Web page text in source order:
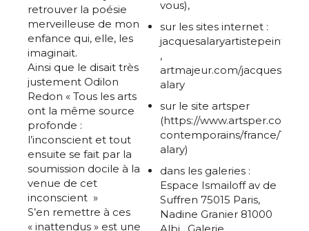
retrouver la poésie
merveilleuse de mon
enfance qui, elle, les
imaginait.
Ainsi que le disait très
justement Odilon
Redon « Tous les arts
ont la même source
profonde :
l’inconscient et tout
ensuite se fait par la
soumission docile à la
venue de cet
inconscient »
S’en remettre à ces
« inattendus » est une
vous),
sur les sites internet :
,
artmajeur.com/jacques-
alary
sur le site artsper
(https://www.artsper.com/fr/
contemporains/france/
alary)
dans les galeries :
Espace Ismailoff av de
Suffren 75015 Paris,
Nadine Granier 81000